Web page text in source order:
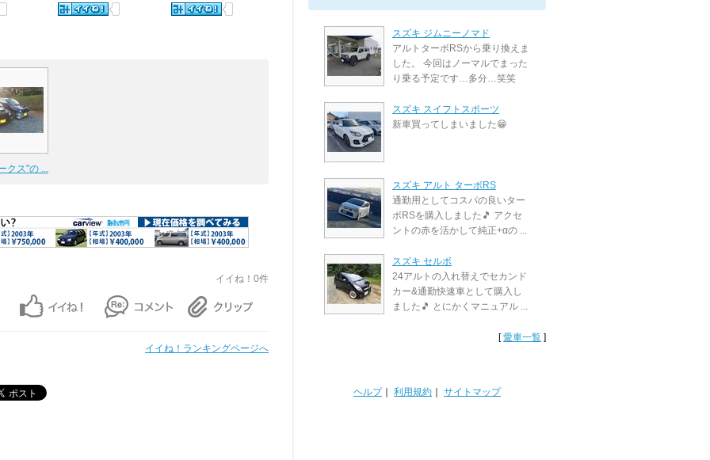
クス"の ...
イイね！0件
イイね！ランキングページへ
スズキ ジムニーノマド
アルトターボRSから乗り換えま
した。 今回はノーマルでまった
り乗る予定です…多分…笑笑
スズキ スイフトスポーツ
新車買ってしまいました😁
スズキ アルト ターボRS
通勤用としてコスパの良いター
ボRSを購入しました🎵 アクセ
ントの赤を活かして純正+αの ...
スズキ セルボ
24アルトの入れ替えでセカンド
カー&通勤快速車として購入し
ました🎵 とにかくマニュアル ...
[愛車一覧 ]
ヘルプ｜ 利用規約 サイトマップ